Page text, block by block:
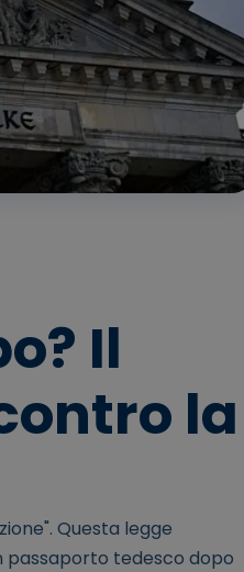
Il
la
Questa legge
tedesco dopo